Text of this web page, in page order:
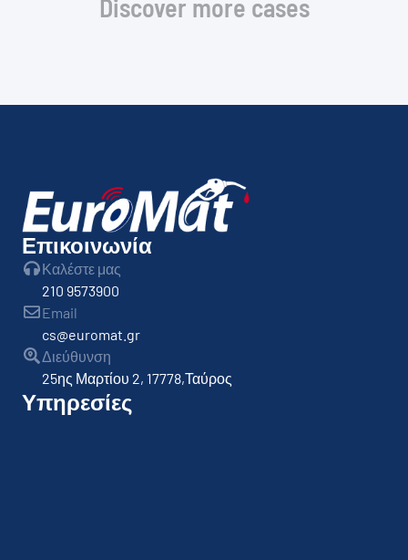
Discover more cases
Επικοινωνία
Καλέστε μας
210 9573900
Email
cs@euromat.gr
Διεύθυνση
25ης Μαρτίου 2, 17778,Ταύρος
Υπηρεσίες